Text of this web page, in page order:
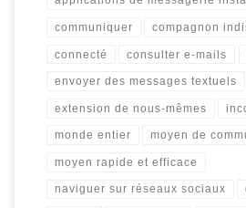
communiquer compagnon
connecté consulter e-mails
envoyer des messages textuels
extension de nous-mêmes
monde entier moyen de
moyen rapide et efficace
naviguer sur réseaux sociaux